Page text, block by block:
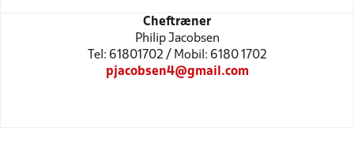
Cheftræner
Philip Jacobsen
Tel: 61801702 / Mobil: 6180 1702
pjacobsen4@gmail.com